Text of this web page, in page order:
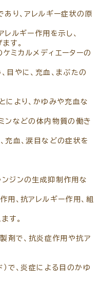
り、アレルギー症状の原
レルギー作用を示し、
す。
ミカルメディエーターの
目やに、充血、まぶたの
により、かゆみや充血な
ンなどの体内物質の働き
充血、涙目などの症状を
ンジンの生成抑制作用な
用、抗アレルギー作用、組
す。
製剤で、抗炎症作用や抗ア
）で、炎症による目のかゆ